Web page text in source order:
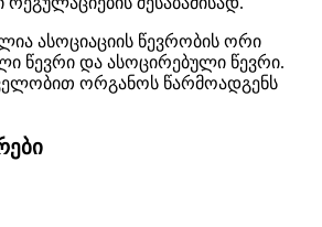
ასოციაციის წევრობის ორი
წევრი და ასოცირებული წევრი.
ორგანოს წარმოადგენს